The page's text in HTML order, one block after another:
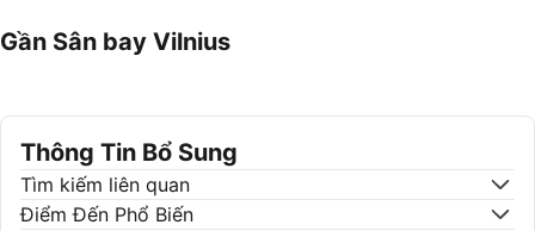
Gần Sân bay Vilnius
Thông Tin Bổ Sung
Tìm kiếm liên quan
Điểm Đến Phổ Biến